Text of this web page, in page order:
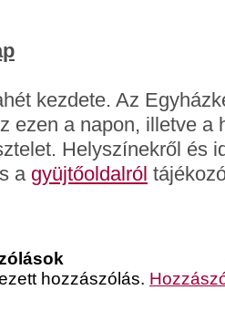
kezdete. Az
ezen a napon, illetve a
Helyszínekről és
a gyüjtőoldalról
hozzászólás.